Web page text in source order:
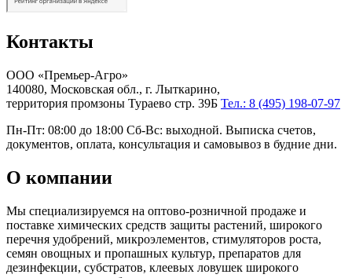
Контакты
ООО «Премьер-Агро»
140080, Московская обл., г. Лыткарино,
территория промзоны Тураево стр. 39Б Тел.: 8 (495) 198-07-97
Пн-Пт: 08:00 до 18:00 Сб-Вс: выходной. Выписка счетов,
документов, оплата, консультация и самовывоз в будние дни.
О компании
Мы специализируемся на оптово-розничной продаже и
поставке химических средств защиты растений, широкого
перечня удобрений, микроэлементов, стимуляторов роста,
семян овощных и пропашных культур, препаратов для
дезинфекции, субстратов, клеевых ловушек широкого